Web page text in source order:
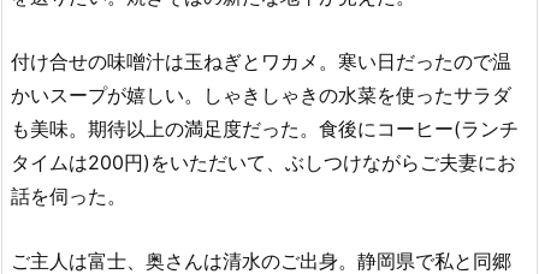
付け合せの味噌汁は玉ねぎとワカメ。寒い日だったので温
かいスープが嬉しい。しゃきしゃきの水菜を使ったサラダ
も美味。期待以上の満足度だった。食後にコーヒー(ランチ
タイムは200円)をいただいて、ぶしつけながらご夫妻にお
話を伺った。
ご主人は富士、奥さんは清水のご出身。静岡県で私と同郷